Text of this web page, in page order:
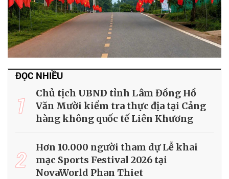
ĐỌC NHIỀU
1
Chủ tịch UBND tỉnh Lâm Đồng Hồ
Văn Mười kiểm tra thực địa tại Cảng
hàng không quốc tế Liên Khương
2
Hơn 10.000 người tham dự Lễ khai
mạc Sports Festival 2026 tại
NovaWorld Phan Thiet